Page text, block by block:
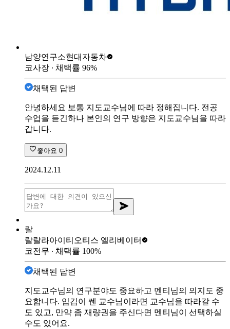
남양연구소현대자동차
코사장 ∙ 채택률 96%
채택된 답변
안녕하세요 보통 지도교수님에 따라 정해집니다. 전공
수업을 듣긴하나 본인의 연구 방향은 지도교수님을 따라
갑니다.
좋아요 0
2024.12.11
랄
랄랄라아이티 오티스 엘리베이터
코전무 ∙ 채택률 100%
채택된 답변
지도교수님의 연구분야도 중요하고 멘티님의 의지도 중
요합니다. 입김이 쎈 교수님이라면 교수님을 따라갈 수
도 있고, 만약 좀 재량권을 주신다면 멘티님이 선택하실
수도 있어요.